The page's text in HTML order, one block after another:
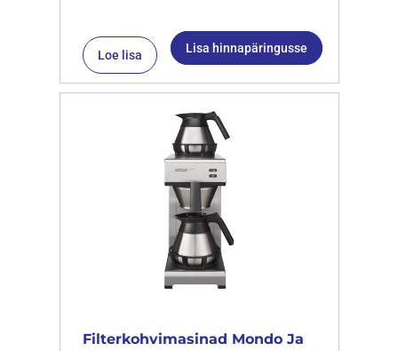
Loe lisa Lisa hinnapäringusse
Filterkohvimasinad Mondo Ja